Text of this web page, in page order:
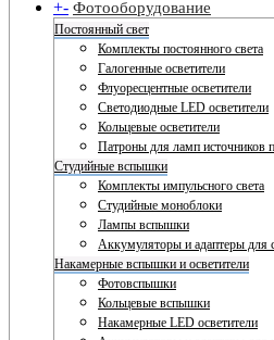
+- Фотооборудование
Постоянный свет
Комплекты постоянного света
Галогенные осветители
Флуоресцентные осветители
Светодиодные LED осветители
Кольцевые осветители
Патроны для ламп источников
Студийные вспышки
Комплекты импульсного света
Студийные моноблоки
Лампы вспышки
Аккумуляторы и адаптеры для
Накамерные вспышки и осветители
Фотовспышки
Кольцевые вспышки
Накамерные LED осветители